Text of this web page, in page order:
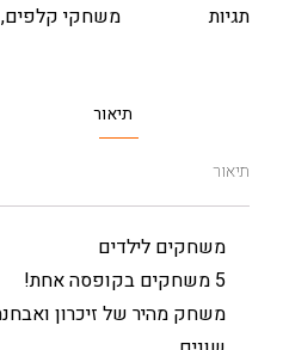
תגיות
משחקי קלפים,
תיאור
תיאור
משחקים לילדים
5 משחקים בקופסה אחת!